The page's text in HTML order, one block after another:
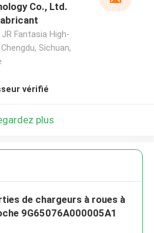
Co., Ltd.
JR Fantasia High-
Sichuan,
vérifié
plus
de chargeurs à roues à
9G65076A000005A1